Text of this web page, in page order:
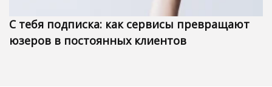
С тебя подписка: как сервисы превращают
юзеров в постоянных клиентов